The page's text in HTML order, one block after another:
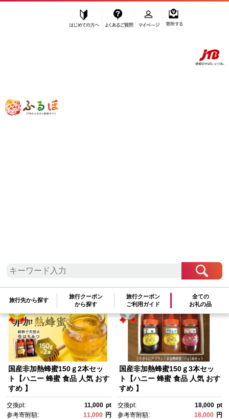
ふるぽ JTBのふるさと納税サイト
旅行先から探す
旅行クーポン
から探す
旅行クーポン
ご利用ガイド
全ての
お礼の品
「ふるさと納税」TOP
はちみつ・砂糖
国産非加熱蜂蜜150ｇ2本セッ
ト【ハニー 蜂蜜 食品 人気 おす
すめ 】
交換pt: 11,000 pt
参考寄附額:
11,000 円
国産非加熱蜂蜜150ｇ3本セッ
ト【ハニー 蜂蜜 食品 人気 おす
すめ 】
交換pt: 18,000 pt
参考寄附額:
18,000 円